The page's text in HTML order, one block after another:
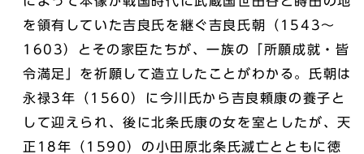
を領有していた吉良氏を継ぐ吉良氏朝（1543～
1603）とその家臣たちが、一族の「所願成就・皆
令満足」を祈願して造立したことがわかる。氏朝は
永禄3年（1560）に今川氏から吉良頼康の養子と
して迎えられ、後に北条氏康の女を室としたが、天
正18年（1590）の小田原北条氏滅亡とともに徳